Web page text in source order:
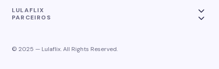
LULAFLIX
PARCEIROS
© 2025 — Lulaflix. All Rights Reserved.